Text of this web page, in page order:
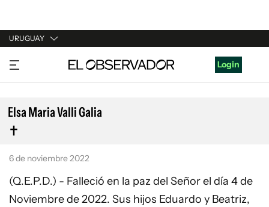
URUGUAY
URUGUAY
ARGENTINA
ESPAÑA
ESTADOS UNIDOS
Login
Elsa Maria Valli Galia
6 de noviembre 2022
(Q.E.P.D.) - Falleció en la paz del Señor el día 4 de
Noviembre de 2022. Sus hijos Eduardo y Beatriz,